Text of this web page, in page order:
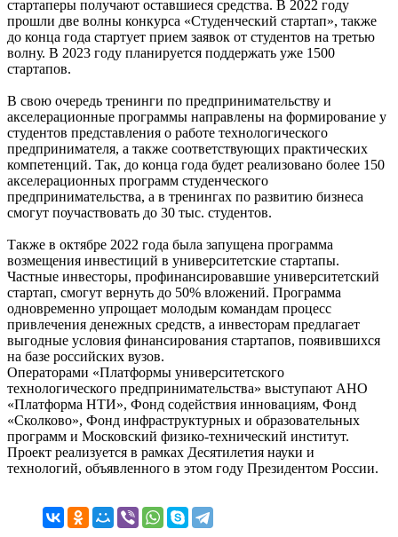
стартаперы получают оставшиеся средства. В 2022 году
прошли две волны конкурса «Студенческий стартап», также
до конца года стартует прием заявок от студентов на третью
волну. В 2023 году планируется поддержать уже 1500
стартапов.
В свою очередь тренинги по предпринимательству и
акселерационные программы направлены на формирование у
студентов представления о работе технологического
предпринимателя, а также соответствующих практических
компетенций. Так, до конца года будет реализовано более 150
акселерационных программ студенческого
предпринимательства, а в тренингах по развитию бизнеса
смогут поучаствовать до 30 тыс. студентов.
Также в октябре 2022 года была запущена программа
возмещения инвестиций в университетские стартапы.
Частные инвесторы, профинансировавшие университетский
стартап, смогут вернуть до 50% вложений. Программа
одновременно упрощает молодым командам процесс
привлечения денежных средств, а инвесторам предлагает
выгодные условия финансирования стартапов, появившихся
на базе российских вузов.
Операторами «Платформы университетского
технологического предпринимательства» выступают АНО
«Платформа НТИ», Фонд содействия инновациям, Фонд
«Сколково», Фонд инфраструктурных и образовательных
программ и Московский физико-технический институт.
Проект реализуется в рамках Десятилетия науки и
технологий, объявленного в этом году Президентом России.